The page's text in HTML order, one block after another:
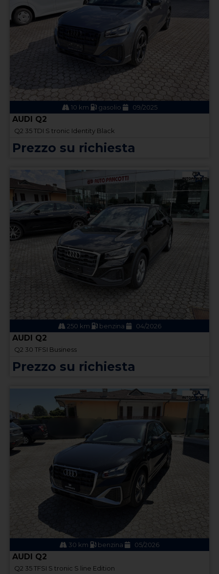
10 km gasolio 09/2025
AUDI Q2
Q2 35 TDI S tronic Identity Black
Prezzo su richiesta
250 km benzina 04/2026
AUDI Q2
Q2 30 TFSI Business
Prezzo su richiesta
30 km benzina 05/2026
AUDI Q2
Q2 35 TFSI S tronic S line Edition